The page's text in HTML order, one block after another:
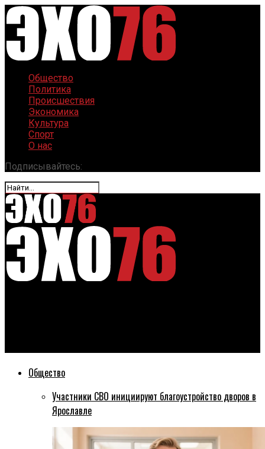
Общество
Политика
Происшествия
Экономика
Культура
Спорт
О нас
Подписывайтесь:
Общество
Участники СВО инициируют благоустройство дворов в
Ярославле